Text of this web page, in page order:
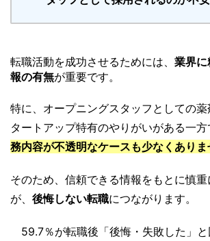
転職活動を成功させるためには、 業界
報の有無が重要です。
特に、オープニングスタッフとしての
タートアップ特有のやりがいがある一方
務内容が不透明なケースも少なくありま
そのため、信頼できる情報をもとに慎
が、 後悔しない転職につながります。
59.7％が転職後「後悔・失敗した」